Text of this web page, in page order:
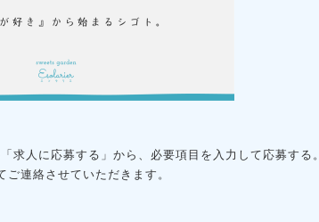
求人に応募する」から、必要項目を入力して応募する。
連絡させていただきます。